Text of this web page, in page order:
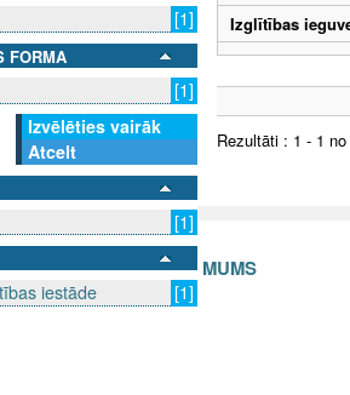
[1]
FORMA
[1]
Izvēlēties vairāk
Atcelt
[1]
iestāde [1]
Izglītības
Rezultāti : 1 - 1 no
SAZINIES AR MUMS